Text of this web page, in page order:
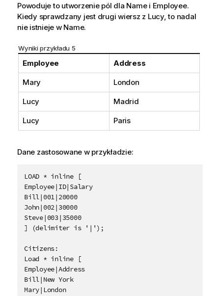
Powoduje to utworzenie pól dla Namei Employee.
Kiedy sprawdzany jest drugi wiersz z Lucy, to nadal
nie istnieje w Name.
Wyniki przykładu 5
Employee Address
Mary London
Lucy Madrid
Lucy Paris
Dane zastosowane w przykładzie:
LOAD * inline [
Employee|ID|Salary
Bill|001|20000
John|002|30000
Steve|003|35000
] (delimiter is '|');
Citizens:
Load * inline [
Employee|Address
Bill|New York
Mary|London